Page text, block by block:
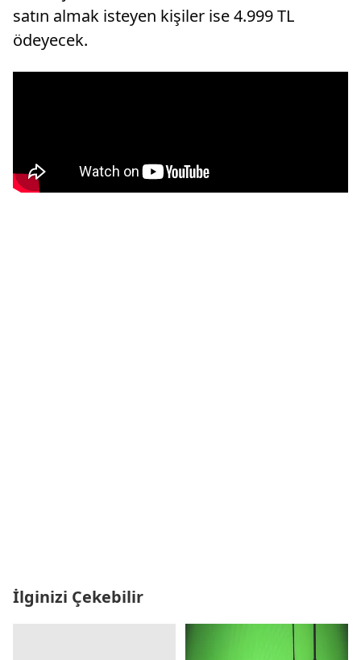
satın almak isteyen kişiler ise 4.999 TL
ödeyecek.
İlginizi Çekebilir